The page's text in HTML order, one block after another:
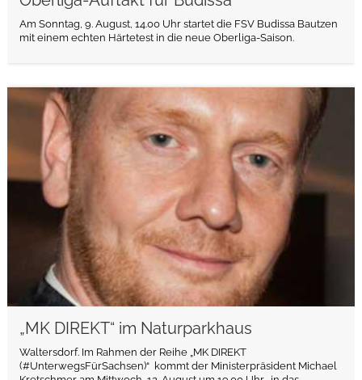
Am Sonntag, 9. August, 14.00 Uhr startet die FSV Budissa Bautzen
mit einem echten Härtetest in die neue Oberliga-Saison.
„MK DIREKT“ im Naturparkhaus
Waltersdorf. Im Rahmen der Reihe „MK DIREKT
(#UnterwegsFürSachsen)“ kommt der Ministerpräsident Michael
weiterlesen